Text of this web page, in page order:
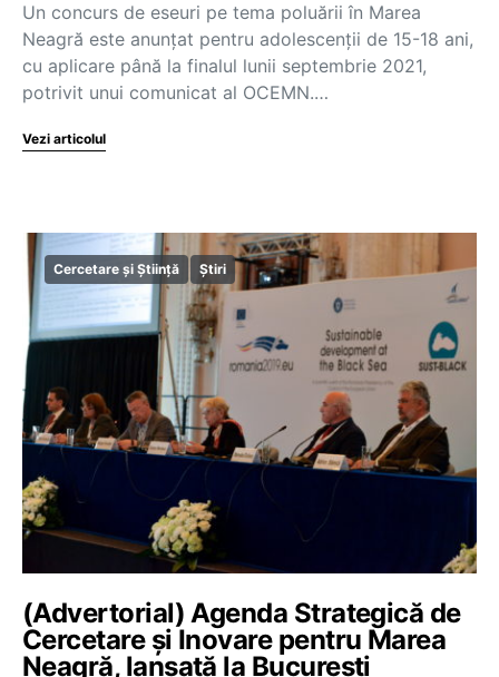
Un concurs de eseuri pe tema poluării în Marea
Neagră este anunțat pentru adolescenții de 15-18 ani,
cu aplicare până la finalul lunii septembrie 2021,
potrivit unui comunicat al OCEMN.…
Vezi articolul
Cercetare și Știință Știri
(Advertorial) Agenda Strategică de
Cercetare și Inovare pentru Marea
Neagră, lansată la București